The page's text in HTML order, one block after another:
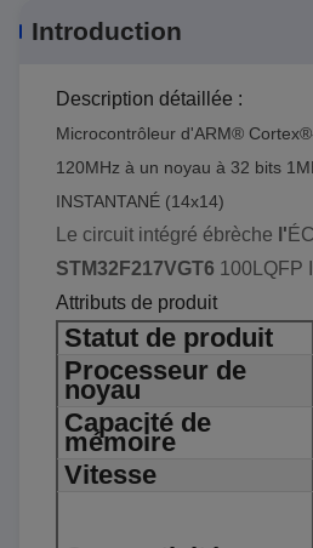
Introduction
Description détaillée :
Microcontrôleur d'ARM®
120MHz à un noyau à 32 bits
INSTANTANÉ (14x14)
Le circuit intégré ébrèche l'
STM32F217VGT6 100LQFP
Attributs de produit
Statut de produit
Processeur de
noyau
Capacité de
mémoire
Vitesse